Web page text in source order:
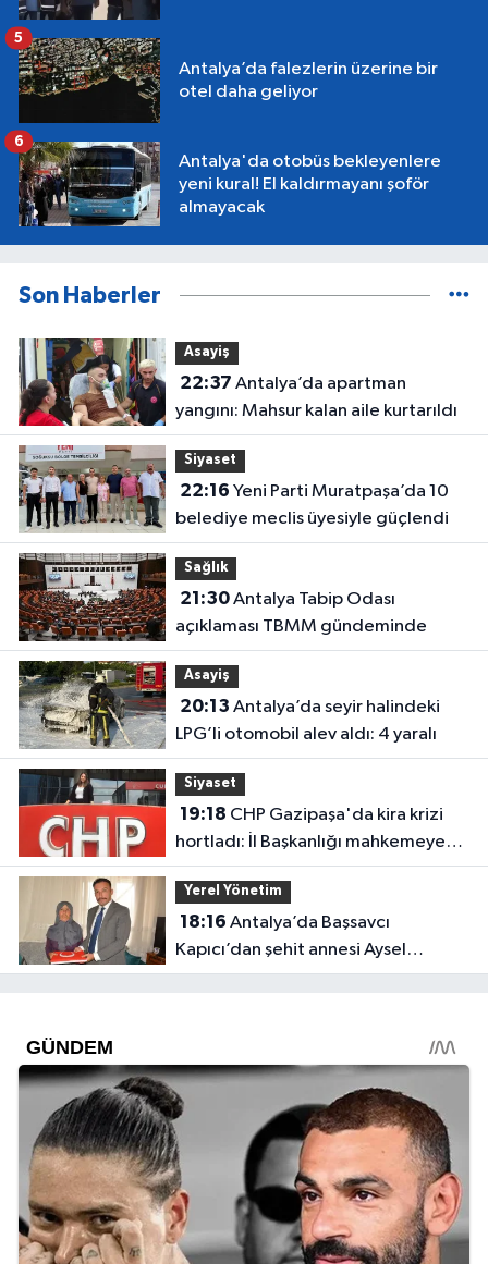
Antalya’da falezlerin üzerine bir
otel daha geliyor
5
Antalya'da otobüs bekleyenlere
yeni kural! El kaldırmayanı şoför
almayacak
6
Son Haberler
Asayiş
22:37
yangını: Mahsur kalan aile kurtarıldı
Siyaset
22:16
belediye meclis üyesiyle güçlendi
Sağlık
21:30Antalya Tabip Odası
açıklaması TBMM gündeminde
Asayiş
20:13
LPG’li otomobil alev aldı: 4 yaralı
Siyaset
19:18
hortladı: İl Başkanlığı mahkemeye
gitti
Yerel Yönetim
18:16
Kapıcı’dan şehit annesi Aysel
Belen’e anlamlı ziyaret